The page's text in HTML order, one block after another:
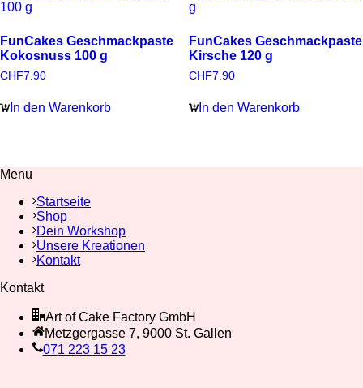
FunCakes Geschmackpaste
Kokosnuss 100 g
CHF7.90
In den Warenkorb
FunCakes Geschmackpaste
Kirsche 120 g
CHF7.90
In den Warenkorb
Menu
Startseite
Shop
Dein Workshop
Unsere Kreationen
Kontakt
Kontakt
Art of Cake Factory GmbH
Metzgergasse 7, 9000 St. Gallen
071 223 15 23